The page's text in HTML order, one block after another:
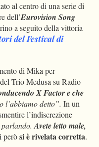
al centro di una serie di
dell’Eurovision Song
a seguito della vittoria
del Festival di
di Mika per
del Trio Medusa su Radio
X Factor e che
l’abbiamo detto”. In un
l’indiscrezione
parlando.Avete letto male,
peròsi è rivelata corretta.